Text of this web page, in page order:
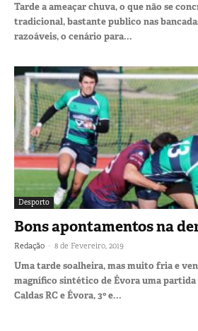
Tarde a ameaçar chuva, o que não se
tradicional, bastante publico nas
razoáveis, o cenário para...
Desporto
Bons apontamentos na
Redação - 8 de Fevereiro, 2019
Uma tarde soalheira, mas muito fria e
magnífico sintético de Évora uma
Caldas RC e Évora, 3º e...